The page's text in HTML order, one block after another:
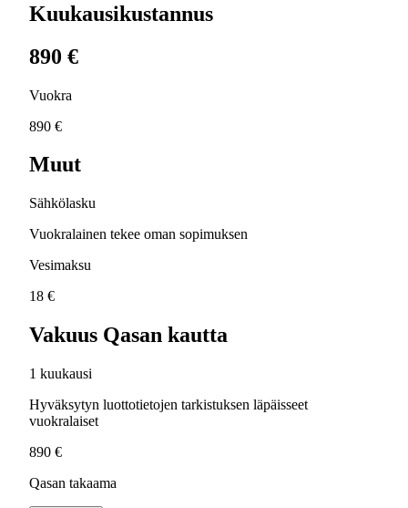
Kuukausikustannus
890 €
Vuokra
890 €
Muut
Sähkölasku
Vuokralainen tekee oman sopimuksen
Vesimaksu
18 €
Vakuus Qasan kautta
1 kuukausi
Hyväksytyn luottotietojen tarkistuksen läpäisseet
vuokralaiset
890 €
Qasan takaama